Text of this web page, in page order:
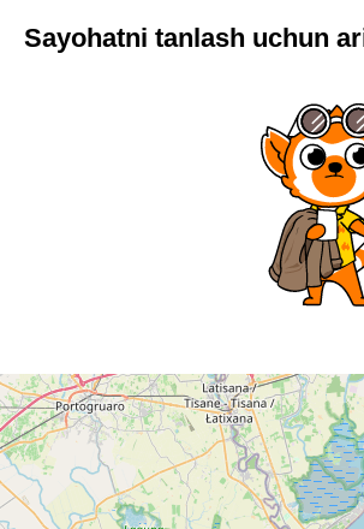
Sayohatni tanlash uchun